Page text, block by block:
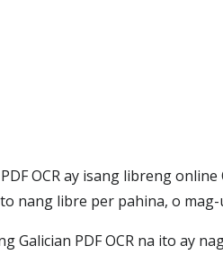
OCR ay isang libreng
nang libre per pahina, o
Galician PDF OCR na ito ay